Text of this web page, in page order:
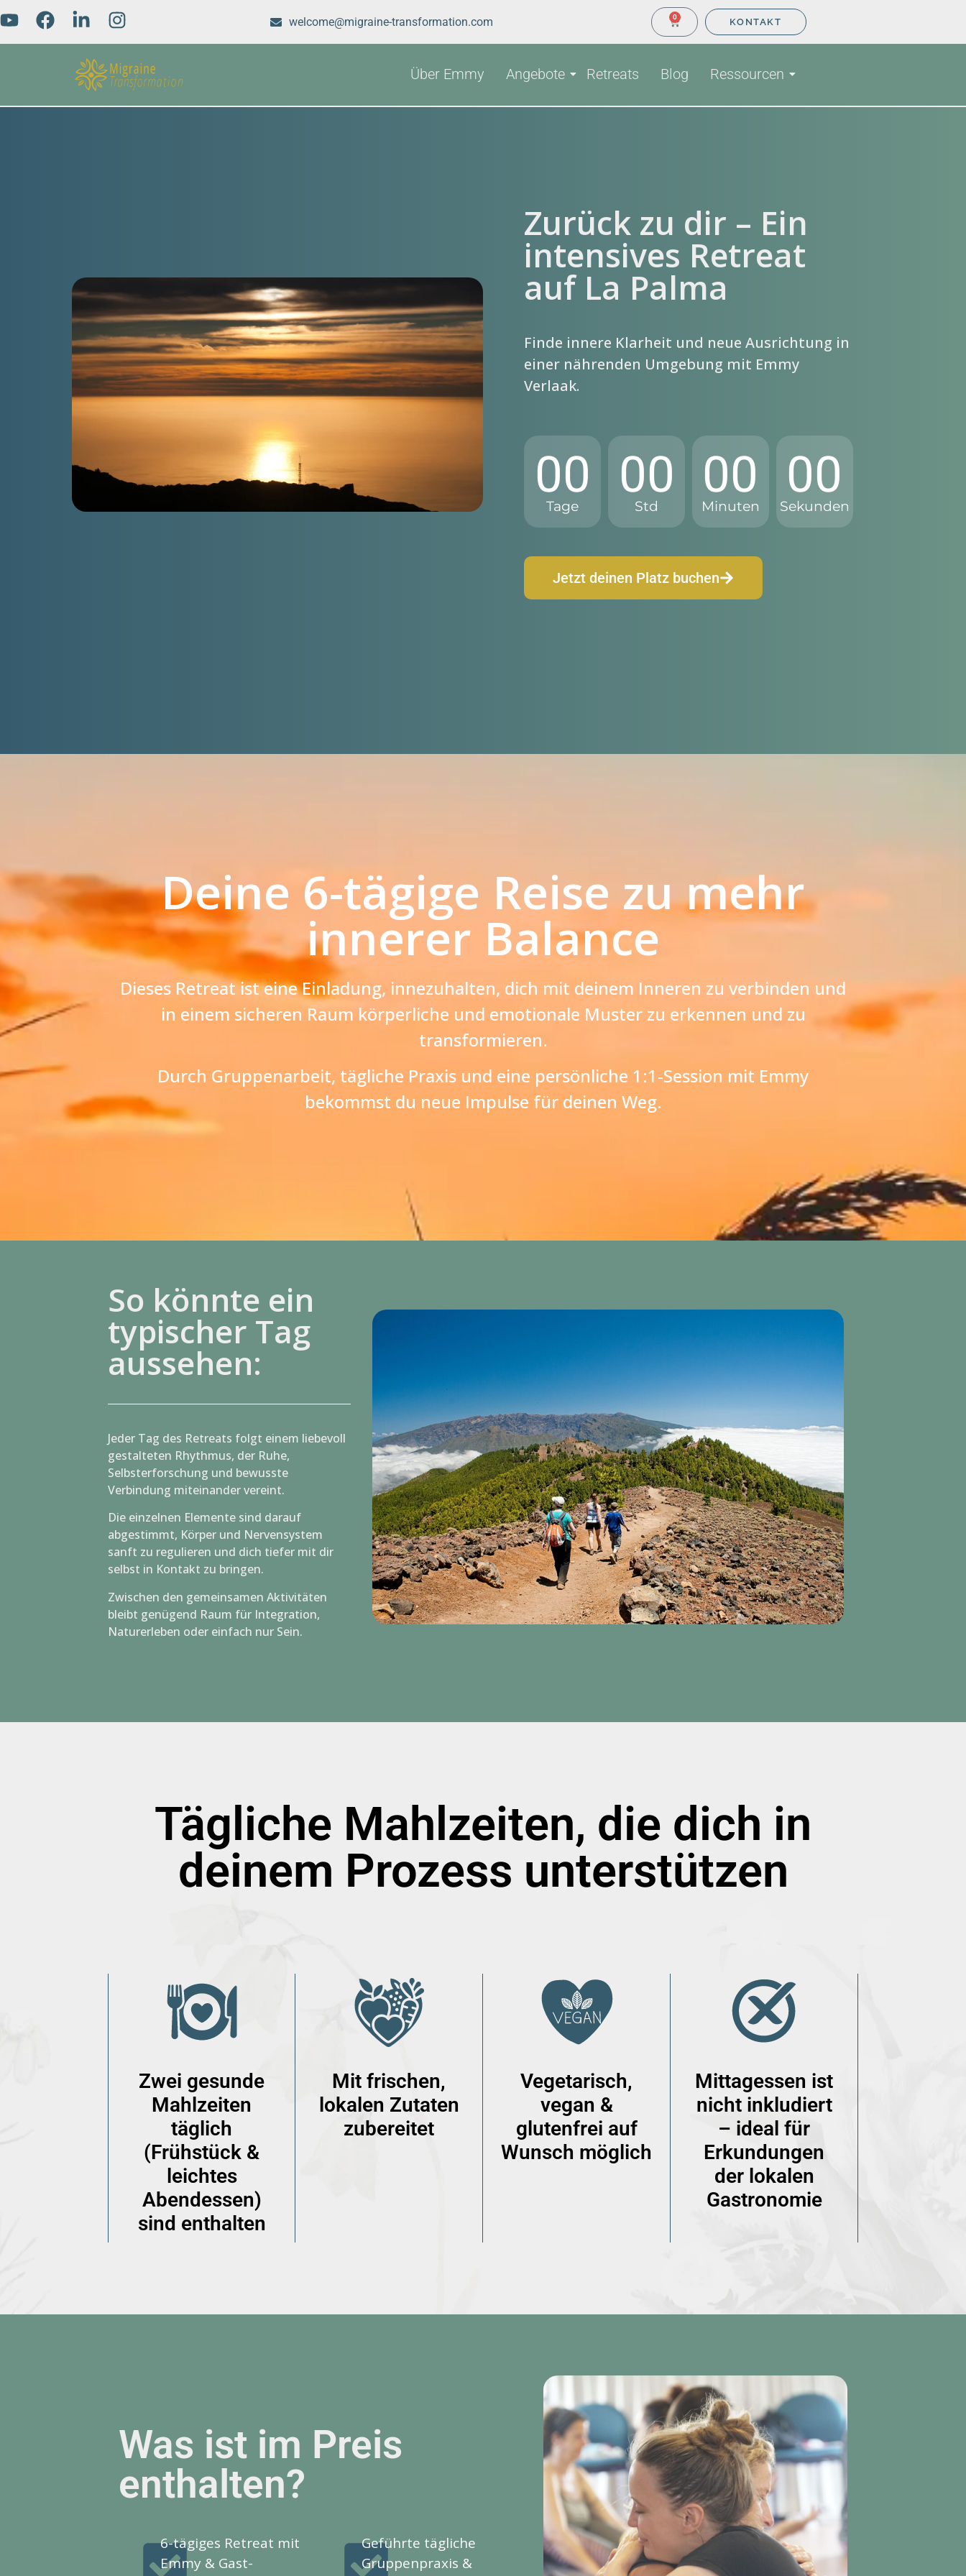
welcome@migraine-transformation.com KONTAKT
0
Über Emmy Angebote Retreats Blog Ressourcen
Zurück zu dir – Ein
intensives Retreat
auf La Palma
Finde innere Klarheit und neue Ausrichtung in
einer nährenden Umgebung mit Emmy
Verlaak.
00
Tage
00
Std
00
Minuten
00
Sekunden
Jetzt deinen Platz buchen
Deine 6-tägige Reise zu mehr
innerer Balance
Dieses Retreat ist eine Einladung, innezuhalten, dich mit deinem Inneren zu verbinden und
in einem sicheren Raum körperliche und emotionale Muster zu erkennen und zu
transformieren.
Durch Gruppenarbeit, tägliche Praxis und eine persönliche 1:1-Session mit Emmy
bekommst du neue Impulse für deinen Weg.
So könnte ein
typischer Tag
aussehen:
Jeder Tag des Retreats folgt einem liebevoll
gestalteten Rhythmus, der Ruhe,
Selbsterforschung und bewusste
Verbindung miteinander vereint.
Die einzelnen Elemente sind darauf
abgestimmt, Körper und Nervensystem
sanft zu regulieren und dich tiefer mit dir
selbst in Kontakt zu bringen.
Zwischen den gemeinsamen Aktivitäten
bleibt genügend Raum für Integration,
Naturerleben oder einfach nur Sein.
Tägliche Mahlzeiten, die dich in
deinem Prozess unterstützen
Zwei gesunde
Mahlzeiten
täglich
(Frühstück &
leichtes
Abendessen)
sind enthalten
Mit frischen,
lokalen Zutaten
zubereitet
Vegetarisch,
vegan &
glutenfrei auf
Wunsch möglich
Mittagessen ist
nicht inkludiert
– ideal für
Erkundungen
der lokalen
Gastronomie
Was ist im Preis
enthalten?
6-tägiges Retreat mit
Emmy & Gast-
Geführte tägliche
Gruppenpraxis &